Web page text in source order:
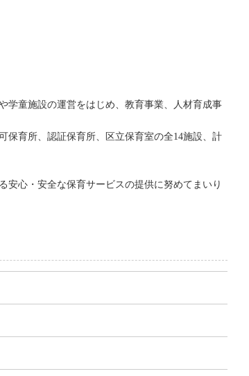
学童施設の運営をはじめ、教育事業、人材育成事
保育所、認証保育所、区立保育室の全14施設、計
安心・安全な保育サービスの提供に努めてまいり